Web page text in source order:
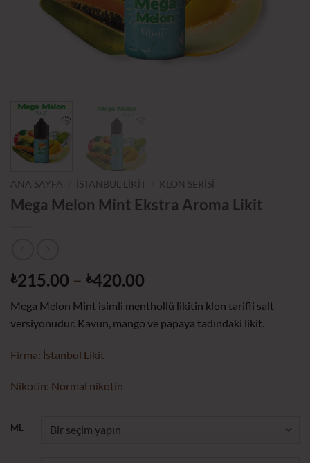
ANA SAYFA İSTANBUL LIKIT KLON SERISI
Mega Melon Mint Ekstra Aroma Likit
₺215.00 – ₺420.00
₺215.00
-
Mega Melon Mint isimli menthollü likitin klon tarifli salt
versiyonudur. Kavun, mango ve papaya tadındaki likit.
Firma: İstanbul Likit
Nikotin: Normal nikotin
ML